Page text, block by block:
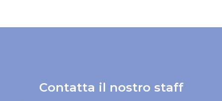
Contatta il nostro staff